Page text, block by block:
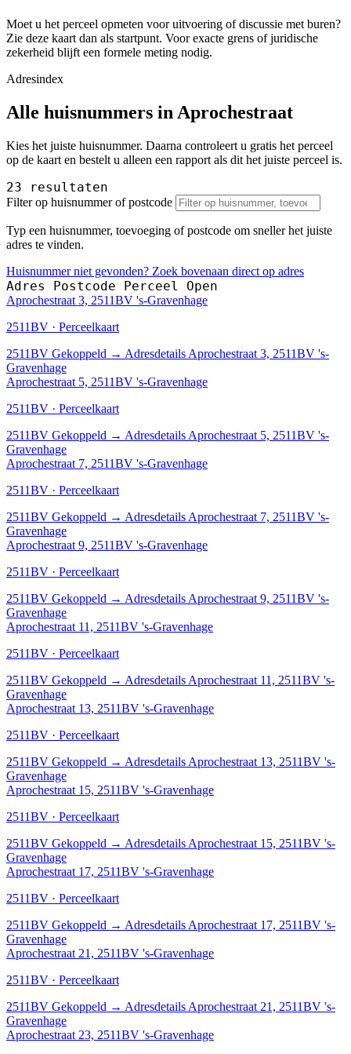
Moet u het perceel opmeten voor uitvoering of discussie met buren?
Zie deze kaart dan als startpunt. Voor exacte grens of juridische
zekerheid blijft een formele meting nodig.
Adresindex
Alle huisnummers in Aprochestraat
Kies het juiste huisnummer. Daarna controleert u gratis het perceel
op de kaart en bestelt u alleen een rapport als dit het juiste perceel is.
23 resultaten
Filter op huisnummer of postcode
Typ een huisnummer, toevoeging of postcode om sneller het juiste
adres te vinden.
Huisnummer niet gevonden? Zoek bovenaan direct op adres
Adres Postcode Perceel Open
Aprochestraat 3, 2511BV 's-Gravenhage
2511BV · Perceelkaart
2511BV Gekoppeld → Adresdetails Aprochestraat 3, 2511BV 's-
Gravenhage
Aprochestraat 5, 2511BV 's-Gravenhage
2511BV · Perceelkaart
2511BV Gekoppeld → Adresdetails Aprochestraat 5, 2511BV 's-
Gravenhage
Aprochestraat 7, 2511BV 's-Gravenhage
2511BV · Perceelkaart
2511BV Gekoppeld → Adresdetails Aprochestraat 7, 2511BV 's-
Gravenhage
Aprochestraat 9, 2511BV 's-Gravenhage
2511BV · Perceelkaart
2511BV Gekoppeld → Adresdetails Aprochestraat 9, 2511BV 's-
Gravenhage
Aprochestraat 11, 2511BV 's-Gravenhage
2511BV · Perceelkaart
2511BV Gekoppeld → Adresdetails Aprochestraat 11, 2511BV 's-
Gravenhage
Aprochestraat 13, 2511BV 's-Gravenhage
2511BV · Perceelkaart
2511BV Gekoppeld → Adresdetails Aprochestraat 13, 2511BV 's-
Gravenhage
Aprochestraat 15, 2511BV 's-Gravenhage
2511BV · Perceelkaart
2511BV Gekoppeld → Adresdetails Aprochestraat 15, 2511BV 's-
Gravenhage
Aprochestraat 17, 2511BV 's-Gravenhage
2511BV · Perceelkaart
2511BV Gekoppeld → Adresdetails Aprochestraat 17, 2511BV 's-
Gravenhage
Aprochestraat 21, 2511BV 's-Gravenhage
2511BV · Perceelkaart
2511BV Gekoppeld → Adresdetails Aprochestraat 21, 2511BV 's-
Gravenhage
Aprochestraat 23, 2511BV 's-Gravenhage